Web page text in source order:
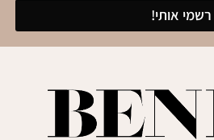
רשמי אותי!